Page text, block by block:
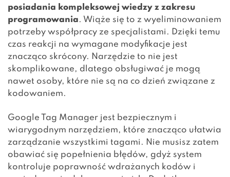
posiadania kompleksowej wiedzy z zakresu
programowania. Wiąże się to z wyeliminowaniem
potrzeby współpracy ze specjalistami . Dzięki temu
czas reakcji na wymagane modyfikacje jest
znacząco skrócony. Narzędzie to nie jest
skomplikowane, dlatego obsługiwać je mogą
nawet osoby, które nie są na co dzień związane z
kodowaniem.
Google Tag Manager jest bezpiecznym i
wiarygodnym narzędziem, które znacząco ułatwia
zarządzanie wszystkimi tagami. Nie musisz zatem
obawiać się popełnienia błędów, gdyż system
kontroluje poprawność wdrażanych kodów i